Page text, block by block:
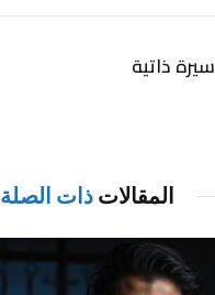
سيرة ذاتية
المقالاتذات الصلة